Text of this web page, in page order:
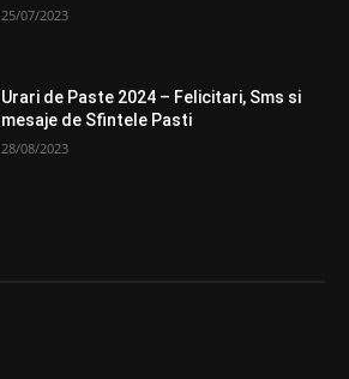
25/07/2023
Urari de Paste 2024 – Felicitari, Sms si
mesaje de Sfintele Pasti
28/08/2023